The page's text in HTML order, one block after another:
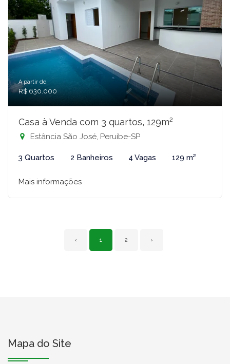
A partir de:
R$ 630.000
Casa à Venda com 3 quartos, 129m²
Estância São José, Peruíbe-SP
3 Quartos 2 Banheiros 4 Vagas 129 m²
Mais informações
‹ 1 2 ›
Mapa do Site